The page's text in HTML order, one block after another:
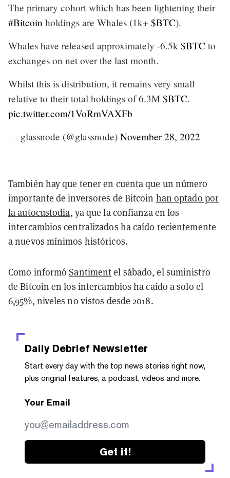
The primary cohort which has been lightening their
#Bitcoin holdings are Whales (1k+ $BTC).
Whales have released approximately -6.5k $BTC to
exchanges on net over the last month.
Whilst this is distribution, it remains very small
relative to their total holdings of 6.3M $BTC.
pic.twitter.com/1VoRmVAXFb
— glassnode (@glassnode) November 28, 2022
También hay que tener en cuenta que un número
importante de inversores de Bitcoin han optado por
la autocustodia, ya que la confianza en los
intercambios centralizados ha caído recientemente
a nuevos mínimos históricos.
Como informóSantimentel sábado, el suministro
de Bitcoin en los intercambios ha caído a solo el
6,95%, niveles no vistos desde 2018.
Daily Debrief Newsletter
Start every day with the top news stories right now,
plus original features, a podcast, videos and more.
Your Email
Get it!